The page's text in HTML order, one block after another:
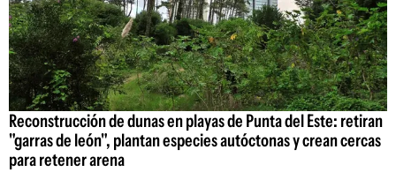
Reconstrucción de dunas en playas de Punta del Este: retiran
"garras de león", plantan especies autóctonas y crean cercas
para retener arena